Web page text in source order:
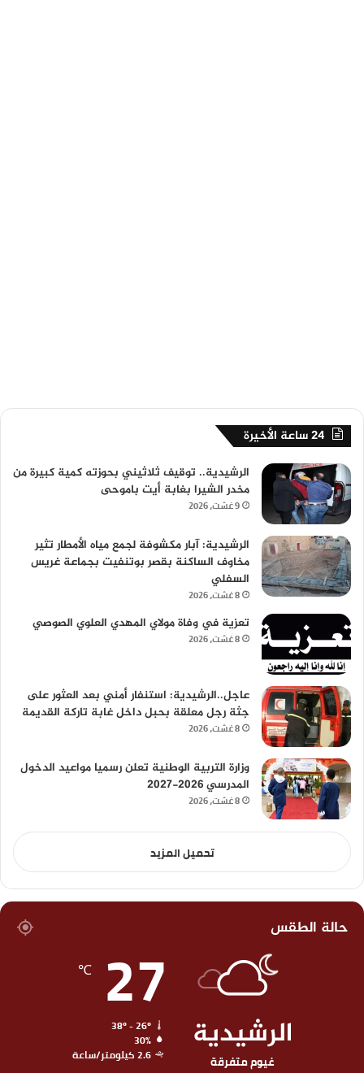
24 ساعة الأخيرة
الرشيدية.. توقيف ثلاثيني بحوزته كمية كبيرة من
مخدر الشيرا بغابة أيت باموحى
9 غشت، 2026
الرشيدية: آبار مكشوفة لجمع مياه الأمطار تثير
مخاوف الساكنة بقصر بوتنفيت بجماعة غريس
السفلي
8 غشت، 2026
تعزية في وفاة مولاي المهدي العلوي الصوصي
8 غشت، 2026
عاجل..الرشيدية: استنفار أمني بعد العثور على
جثة رجل معلقة بحبل داخل غابة تاركة القديمة
8 غشت، 2026
وزارة التربية الوطنية تعلن رسميا مواعيد الدخول
المدرسي 2026-2027
8 غشت، 2026
تحميل المزيد
حالة الطقس
الرشيدية
غيوم متفرقة
27
℃
38º - 26º
30%
2.6 كيلومتر/ساعة